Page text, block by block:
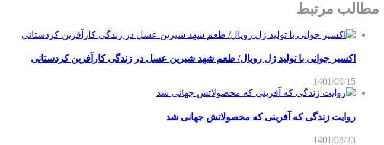
مطالب مرتبط
اکسیر جوانی با تولید ژل رویال/ طعم شهد شیرین عسل‌ در زندگی کارآفرین کردستانی
1401/09/15
روایت زندگی که آفرینی که محصولاتش جهانی شد
1401/08/23